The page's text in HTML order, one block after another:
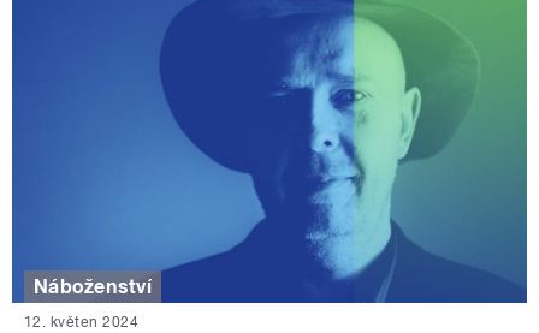
Náboženství
12. květen 2024